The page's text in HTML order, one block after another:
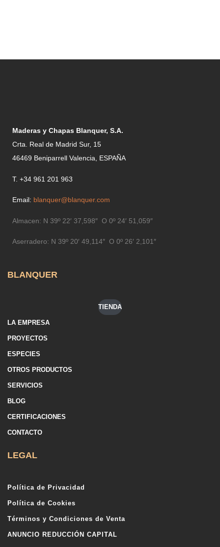
Maderas y Chapas Blanquer, S.A.
Crta. Real de Madrid Sur, 15
46469 Beniparrell Valencia, ESPAÑA
T. +34 961 201 963
Email: blanquer@blanquer.com
Almacen: N 39º 22′ 37,598″ O 0º 24′ 51,059″
Aserradero: N 39º 20′ 49,114″ O 0º 26′ 2,101″
BLANQUER
TIENDA
LA EMPRESA
PROYECTOS
ESPECIES
OTROS PRODUCTOS
SERVICIOS
BLOG
CERTIFICACIONES
CONTACTO
LEGAL
Política de Privacidad
Política de Cookies
Términos y Condiciones de Venta
ANUNCIO REDUCCIÓN CAPITAL